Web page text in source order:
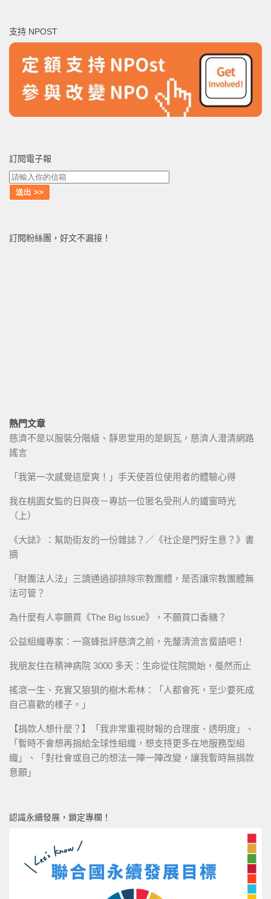
字:
支持 NPOST
訂閱電子報
訂閱粉絲團，好文不漏接！
熱門文章
慈濟不是以服裝分階級、靜思堂用的是銅瓦，慈濟人澄清網路
謠言
「我第一次感覺這麼爽！」手天使首位使用者的體驗心得
我在桃園女監的日與夜－專訪一位匿名受刑人的鐵窗時光
（上）
《大誌》：幫助街友的一份雜誌？／《社企是門好生意？》書
摘
「財團法人法」三讀通過卻排除宗教團體，是否讓宗教團體無
法可管？
為什麼有人寧願買《The Big Issue》，不願買口香糖？
公益組織專家：一窩蜂批評慈濟之前，先釐清流言蜚語吧！
我朋友住在精神病院 3000 多天：生命從住院開始，戞然而止
搖滾一生、充實又狼狽的樹木希林：「人都會死，至少要死成
自己喜歡的樣子。」
【捐款人想什麼？】「我非常重視財報的合理度、透明度」、
「暫時不會想再捐給全球性組織，想支持更多在地服務型組
織」、「對社會或自己的想法一陣一陣改變，讓我暫時無捐款
意願」
認識永續發展，鎖定專欄！